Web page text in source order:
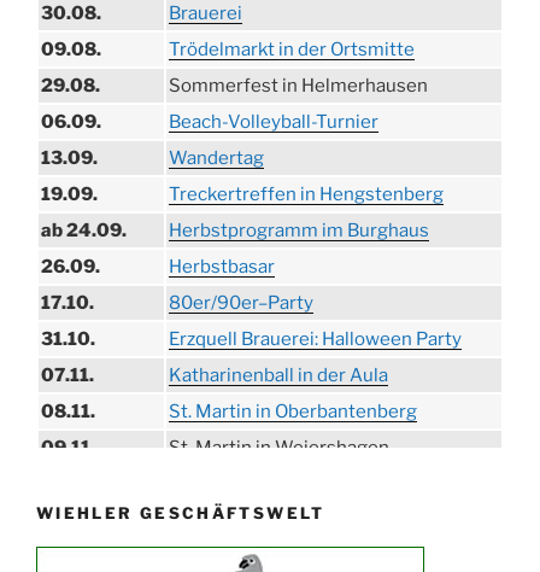
30.08.
Brauerei
09.08.
Trödelmarkt in der Ortsmitte
29.08.
Sommerfest in Helmerhausen
06.09.
Beach-Volleyball-Turnier
13.09.
Wandertag
19.09.
Treckertreffen in Hengstenberg
ab 24.09.
Herbstprogramm im Burghaus
26.09.
Herbstbasar
17.10.
80er/90er–Party
31.10.
Erzquell Brauerei: Halloween Party
07.11.
Katharinenball in der Aula
08.11.
St. Martin in Oberbantenberg
09.11.
St. Martin in Weiershagen
11.11.
„DÜX“ im Burghaus
Proklamation der Tollitäten
WIEHLER GESCHÄFTSWELT